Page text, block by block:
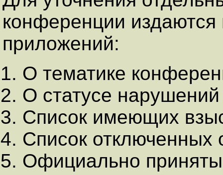
конференции
приложений:
О тематике
О статусе
Список имеющих
Список отключенных
Официально